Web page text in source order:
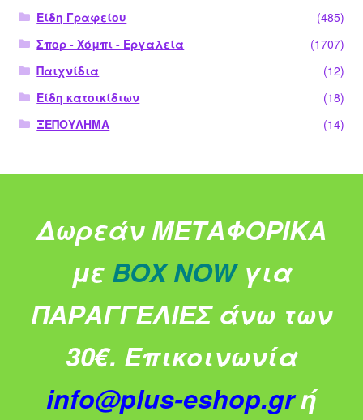
Είδη Γραφείου
(485)
Σπορ - Χόμπι - Εργαλεία
(1707)
Παιχνίδια
(12)
Είδη κατοικίδιων
(18)
ΞΕΠΟΥΛΗΜΑ
(14)
Δωρεάν ΜΕΤΑΦΟΡΙΚΑ
με BOX NOW για
ΠΑΡΑΓΓΕΛΙΕΣ άνω των
30€. Επικοινωνία
info@plus-eshop.grή